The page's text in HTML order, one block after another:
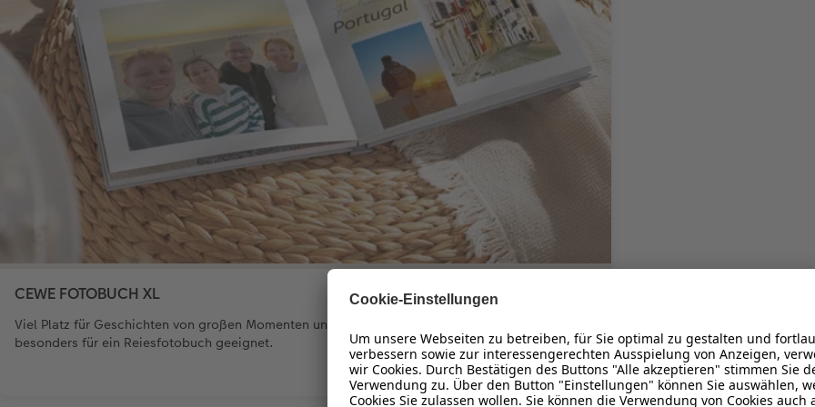
CEWE FOTOBUCH XL
Viel Platz für Geschichten von großen Momenten und Emotionen. Daher ist dieses Format
besonders für ein Reiesfotobuch geeignet.
ab 50,95 €*